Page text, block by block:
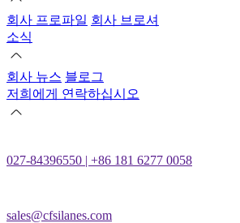
회사 프로파일 회사 브로셔
소식
회사 뉴스 블로그
저희에게 연락하십시오
027-84396550 | +86 181 6277 0058
sales@cfsilanes.com